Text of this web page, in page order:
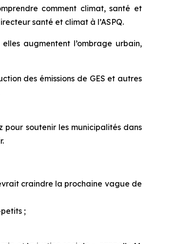
comment climat, santé et
santé et climat à l’ASPQ.
augmentent l’ombrage urbain,
des émissions de GES et autres
pour soutenir les municipalités dans
craindre la prochaine vague de
;